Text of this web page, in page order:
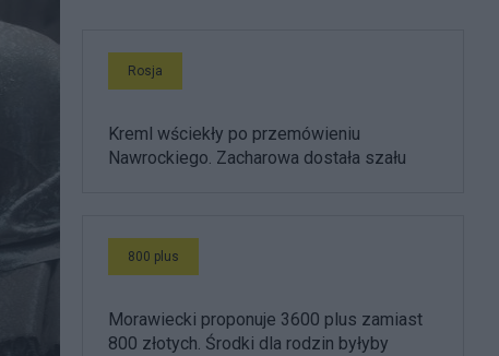
Rosja
Kreml wściekły po przemówieniu
Nawrockiego. Zacharowa dostała szału
800 plus
Morawiecki proponuje 3600 plus zamiast
800 złotych. Środki dla rodzin byłyby